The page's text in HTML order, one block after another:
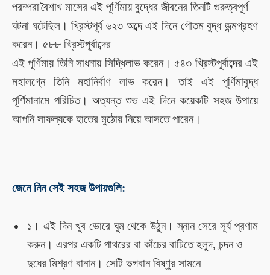
পরম্পরা৷বৈশাখ মাসের এই পূর্ণিমায় বুদ্ধের জীবনের তিনটি গুরুত্বপূর্ণ
ঘটনা ঘটেছিল।খ্রিস্টপূর্ব ৬২৩ অব্দেএই দিনে গৌতম বুদ্ধ জন্মগ্রহণ
করেন। ৫৮৮ খ্রিস্টপূর্বাব্দের
এই পূর্ণিমায় তিনি সাধনায় সিদ্ধিলাভ করেন। ৫৪৩ খ্রিস্টপূর্বাব্দের এই
মহালগ্নে তিনি মহানির্বাণ লাভ করেন। তাই এই পূর্ণিমাবুদ্ধ
পূর্ণিমানামে পরিচিত। অত্যন্ত শুভ এই দিনে কয়েকটি সহজ উপায়ে
আপনি সাফল্যকে হাতের মুঠোয় নিয়ে আসতে পারেন।
জেনে নিনসেই সহজ উপায়গুলি:
১। এই দিন খুব ভোরে ঘুম থেকে উঠুন।স্নান সেরে সূর্য প্রণাম
করুন। এরপর একটি পাথরের বা কাঁচের বাটিতেহলুদ, চন্দন ও
দুধের মিশ্রণ বানান। সেটি ভগবান বিষ্ণুর সামনে